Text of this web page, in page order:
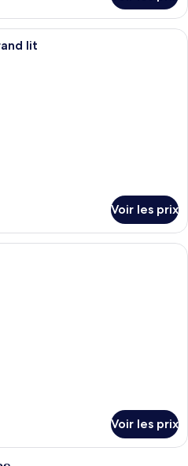
Chambre Standard, 1 très grand lit |
lit
Voir les prix
Suite Deluxe, 2 grands lits |
Voir les prix